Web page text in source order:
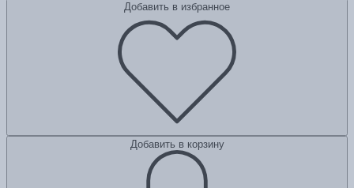
Добавить в избранное
Добавить в корзину